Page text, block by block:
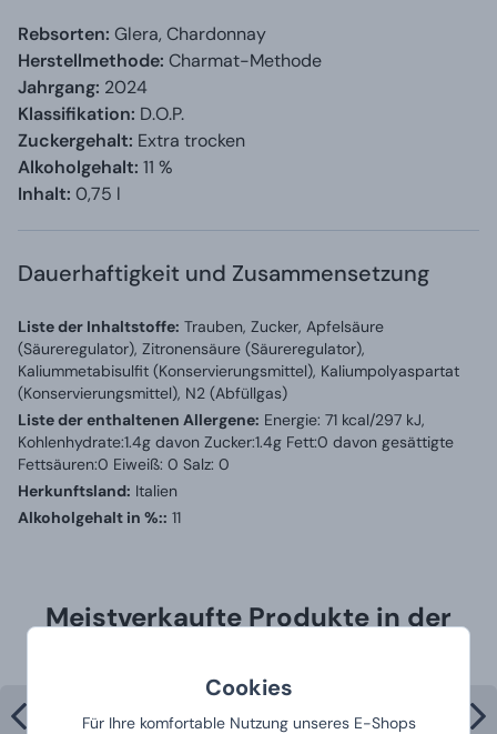
Cookies
Für Ihre komfortable Nutzung unseres E-Shops
Rebsorten: Glera, Chardonnay
Herstellmethode: Charmat-Methode
Jahrgang: 2024
Klassifikation: D.O.P.
Zuckergehalt: Extra trocken
Alkoholgehalt: 11 %
Inhalt: 0,75 l
Dauerhaftigkeit und Zusammensetzung
Liste der Inhaltstoffe: Trauben, Zucker, Apfelsäure
(Säureregulator), Zitronensäure (Säureregulator),
Kaliummetabisulfit (Konservierungsmittel), Kaliumpolyaspartat
(Konservierungsmittel), N2 (Abfüllgas)
Liste der enthaltenen Allergene: Energie: 71 kcal/297 kJ,
Kohlenhydrate:1.4g davon Zucker:1.4g Fett:0 davon gesättigte
Fettsäuren:0 Eiweiß: 0 Salz: 0
Herkunftsland: Italien
Alkoholgehalt in %:: 11
Meistverkaufte Produkte in der